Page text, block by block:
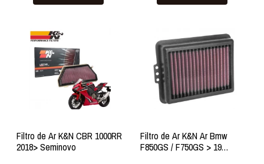
Filtro de Ar K&N CBR 1000RR
2018> Seminovo
Filtro de Ar K&N Ar Bmw
F850GS / F750GS > 19